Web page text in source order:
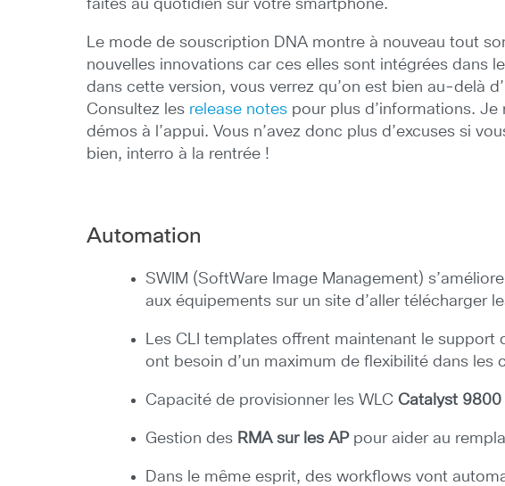
faites au quotidien sur votre smartphone.
Le mode de souscription DNA montre à nouveau tout
nouvelles innovations car ces elles sont intégrées dans
dans cette version, vous verrez qu’on est bien au-delà
Consultez les release notes pour plus d’informations. Je
démos à l’appui. Vous n’avez donc plus d’excuses si
bien, interro à la rentrée !
Automation
SWIM (SoftWare Image Management)
aux équipements sur un site d’aller télécharger
Les CLI templates offrent maintenant le support
ont besoin d’un maximum de flexibilité dans les
Capacité de provisionner les WLC Catalyst
Gestion des RMA sur les APpour aider au
Dans le même esprit, des workflows vont